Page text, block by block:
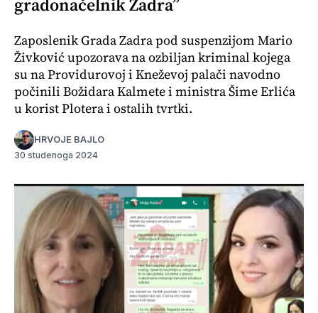
Zaposlenik Grada Zadra pod suspenzijom Mario
Živković upozorava na ozbiljan kriminal kojega
su na Providurovoj i Kneževoj palači navodno
počinili Božidara Kalmete i ministra Šime Erlića
u korist Plotera i ostalih tvrtki.
HRVOJE BAJLO
30 studenoga 2024